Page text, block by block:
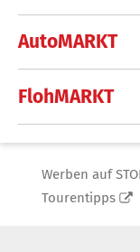
AutoMARKT
FlohMARKT
Werben auf
Tourentipps